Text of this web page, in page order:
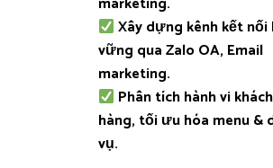
Xây dựng kênh kết nối
vững qua Zalo OA, Email
marketing.
Phân tích hành vi khách
hàng, tối ưu hóa menu &
vụ.